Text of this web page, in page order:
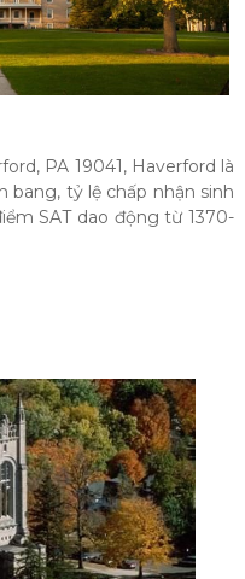
PA 19041, Haverford là
tỷ lệ chấp nhận sinh
SAT dao động từ 1370-